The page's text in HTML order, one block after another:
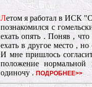
Летом я работал в ИСК
познакомился с
ехать опять . Поняв ,
ехать в другое место ,
И мне пришлось
положение
одиночу .ПОДРОБНЕЕ>>